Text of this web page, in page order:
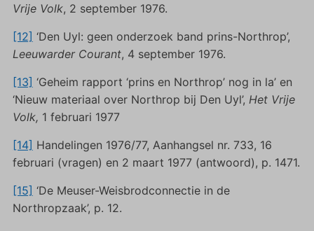
Vrije Volk, 2 september 1976.
[12] ‘Den Uyl: geen onderzoek band prins-Northrop’,
Leeuwarder Courant, 4 september 1976.
[13] ‘Geheim rapport ‘prins en Northrop’ nog in la’ en
‘Nieuw materiaal over Northrop bij Den Uyl’, Het Vrije
Volk, 1 februari 1977
[14] Handelingen 1976/77, Aanhangsel nr. 733, 16
februari (vragen) en 2 maart 1977 (antwoord), p. 1471.
[15] ‘De Meuser-Weisbrodconnectie in de
Northropzaak’, p. 12.